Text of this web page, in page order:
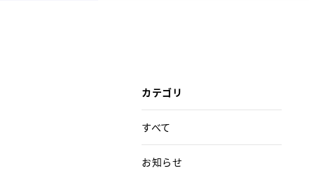
カテゴリ
すべて
お知らせ